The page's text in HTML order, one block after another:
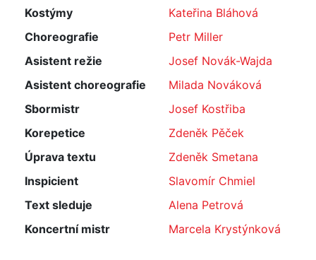
Kostýmy
Kateřina Bláhová
Choreografie
Petr Miller
Asistent režie
Josef Novák-Wajda
Asistent choreografie
Milada Nováková
Sbormistr
Josef Kostřiba
Korepetice
Zdeněk Pěček
Úprava textu
Zdeněk Smetana
Inspicient
Slavomír Chmiel
Text sleduje
Alena Petrová
Koncertní mistr
Marcela Krystýnková